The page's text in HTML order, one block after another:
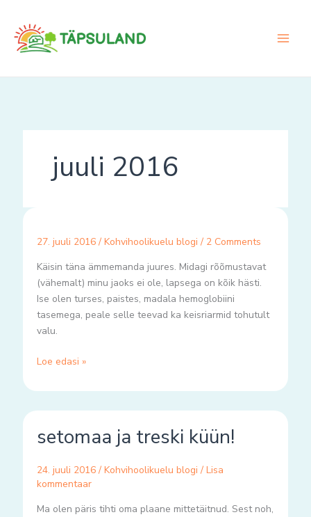
content
juuli 2016
27. juuli 2016 / Kohvihoolikuelu blogi / 2 Comments
Käisin täna ämmemanda juures. Midagi rõõmustavat
(vähemalt) minu jaoks ei ole, lapsega on kõik hästi.
Ise olen turses, paistes, madala hemoglobiini
tasemega, peale selle teevad ka keisriarmid tohutult
valu.
Loe edasi »
setomaa ja treski küün!
24. juuli 2016 / Kohvihoolikuelu blogi / Lisa
kommentaar
Ma olen päris tihti oma plaane mittetäitnud. Sest noh,
ja
küün!